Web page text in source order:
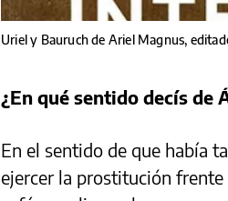
Uriel y Bauruch de Ariel Magnus,
¿En qué sentido decís de
En el sentido de que había
ejercer la prostitución